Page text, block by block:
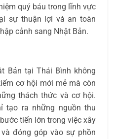
quý báu trong lĩnh vực
sự thuận lợi và an toàn
cảnh sang Nhật Bản.
Bản tại Thái Bình không
cơ hội mới mẻ mà còn
thách thức và cơ hội.
tạo ra những nguồn thu
tiến lớn trong việc xây
đóng góp vào sự phồn